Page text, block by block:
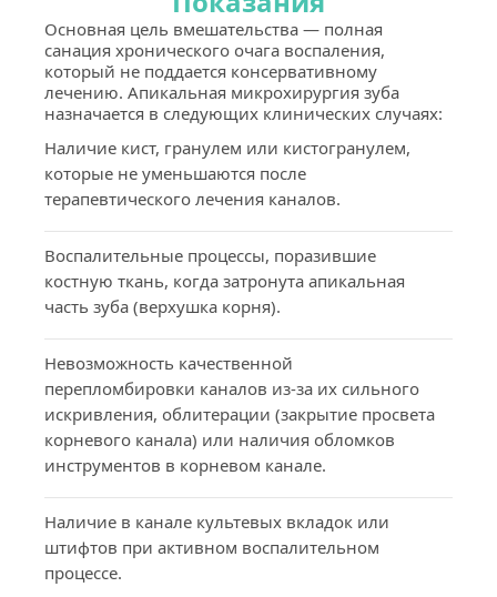
Основная цель вмешательства — полная
санация хронического очага воспаления,
который не поддается консервативному
лечению. Апикальная микрохирургия зуба
назначается в следующих клинических случаях:
Наличие кист, гранулем или кистогранулем,
которые не уменьшаются после
терапевтического лечения каналов.
Воспалительные процессы, поразившие
костную ткань, когда затронута апикальная
часть зуба (верхушка корня).
Невозможность качественной
перепломбировки каналов из-за их сильного
искривления, облитерации (закрытие просвета
корневого канала) или наличия обломков
инструментов в корневом канале.
Наличие в канале культевых вкладок или
штифтов при активном воспалительном
процессе.